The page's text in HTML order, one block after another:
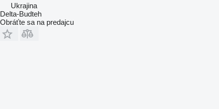
Ukrajina
Delta-Budteh
Obráťte sa na predajcu